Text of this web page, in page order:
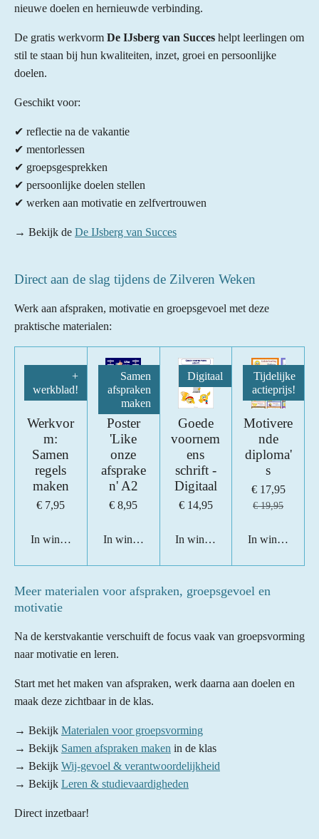
nieuwe doelen en hernieuwde verbinding.
De gratis werkvorm De IJsberg van Succes helpt leerlingen om
stil te staan bij hun kwaliteiten, inzet, groei en persoonlijke
doelen.
Geschikt voor:
✔ reflectie na de vakantie
✔ mentorlessen
✔ groepsgesprekken
✔ persoonlijke doelen stellen
✔ werken aan motivatie en zelfvertrouwen
→ Bekijk de De IJsberg van Succes
Direct aan de slag tijdens de Zilveren Weken
Werk aan afspraken, motivatie en groepsgevoel met deze
praktische materialen:
+
werkblad!
Werkvor
m:
Samen
regels
maken
€ 7,95
In winkelwagen
Samen
afspraken
maken
Poster
'Like
onze
afsprake
n' A2
€ 8,95
In winkelwagen
Digitaal
Goede
voornem
ens
schrift -
Digitaal
€ 14,95
In winkelwagen
Tijdelijke
actieprijs!
Motivere
nde
diploma'
s
€ 17,95
€ 19,95
In
Meer materialen voor afspraken, groepsgevoel en
motivatie
Na de kerstvakantie verschuift de focus vaak van groepsvorming
naar motivatie en leren.
Start met het maken van afspraken, werk daarna aan doelen en
maak deze zichtbaar in de klas.
→ Bekijk Materialen voor groepsvorming
→ Bekijk Samen afspraken maken in de klas
→ Bekijk Wij-gevoel & verantwoordelijkheid
→ Bekijk Leren & studievaardigheden
Direct inzetbaar!